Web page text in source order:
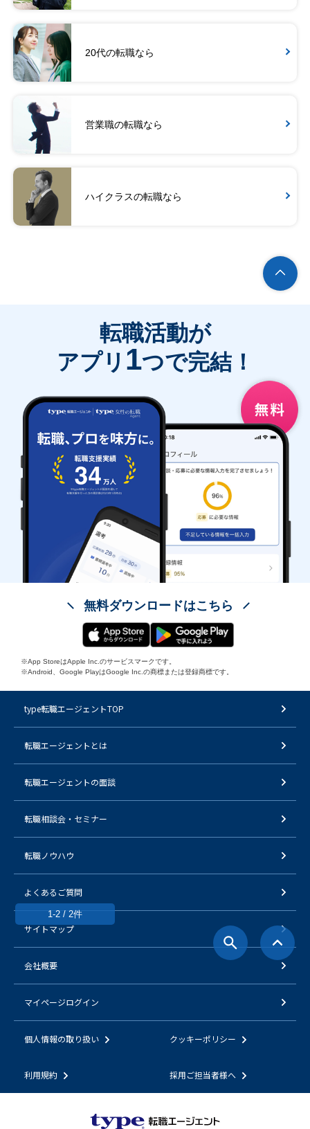
20代の転職なら
営業職の転職なら
ハイクラスの転職なら
1-2 / 2件
転職活動が
アプリ 1つで完結！
無料ダウンロードはこちら
※App StoreはApple Inc.のサービスマークです。
※Android、Google PlayはGoogle Inc.の商標または登録商標です。
type転職エージェントTOP
転職エージェントとは
転職エージェントの面談
転職相談会・セミナー
転職ノウハウ
よくあるご質問
サイトマップ
会社概要
マイページログイン
個人情報の取り扱い クッキーポリシー
利用規約 採用ご担当者様へ